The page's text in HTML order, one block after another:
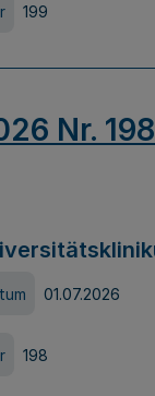
199
Nr.
01.07.2026
198